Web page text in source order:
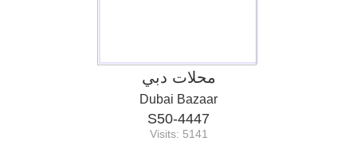
محلات دبي
Dubai Bazaar
S50-4447
Visits: 5141